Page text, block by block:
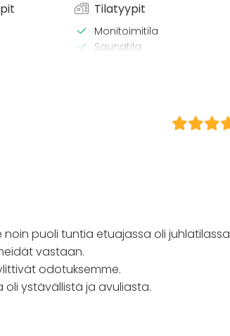
Tilatyypit
Monitoimitila
Saunatila
noin puoli tuntia etuajassa oli juhlatilassa
vastaan.
odotuksemme.
oli ystävällistä ja avuliasta.